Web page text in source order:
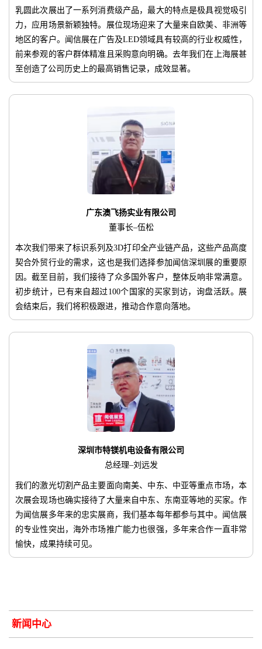
乳圆此次展出了一系列消费级产品，最大的特点是极具视觉吸引
力，应用场景新颖独特。展位现场迎来了大量来自欧美、非洲等
地区的客户。闻信展在广告及LED领域具有较高的行业权威性，
前来参观的客户群体精准且采购意向明确。去年我们在上海展甚
至创造了公司历史上的最高销售记录，成效显著。
广东澳飞扬实业有限公司
董事长–伍松
本次我们带来了标识系列及3D打印全产业链产品，这些产品高度
契合外贸行业的需求，这也是我们选择参加闻信深圳展的重要原
因。截至目前，我们接待了众多国外客户，整体反响非常满意。
初步统计，已有来自超过100个国家的买家到访，询盘活跃。展
会结束后，我们将积极跟进，推动合作意向落地。
深圳市特镁机电设备有限公司
总经理–刘远发
我们的激光切割产品主要面向南美、中东、中亚等重点市场，本
次展会现场也确实接待了大量来自中东、东南亚等地的买家。作
为闻信展多年来的忠实展商，我们基本每年都参与其中。闻信展
的专业性突出，海外市场推广能力也很强，多年来合作一直非常
愉快，成果持续可见。
新闻中心